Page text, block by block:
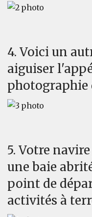
4. Voici un
aiguiser
photographie
5. Votre
une baie
point de
activités à